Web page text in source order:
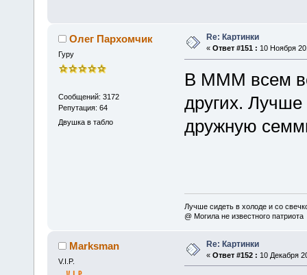
Олег Пархомчик
Гуру
Сообщений: 3172
Репутация: 64
Двушка в табло
Re: Картинки
« Ответ #151 : 10 Ноября
В МММ всем
других.
дружную
Лучше сидеть в холоде и со
@ Могила не известного патриота
Marksman
V.I.P.
Re: Картинки
« Ответ #152 : 10 Декабря